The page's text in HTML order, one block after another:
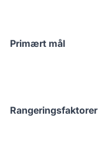
Primært mål
Rangeringsfaktorer